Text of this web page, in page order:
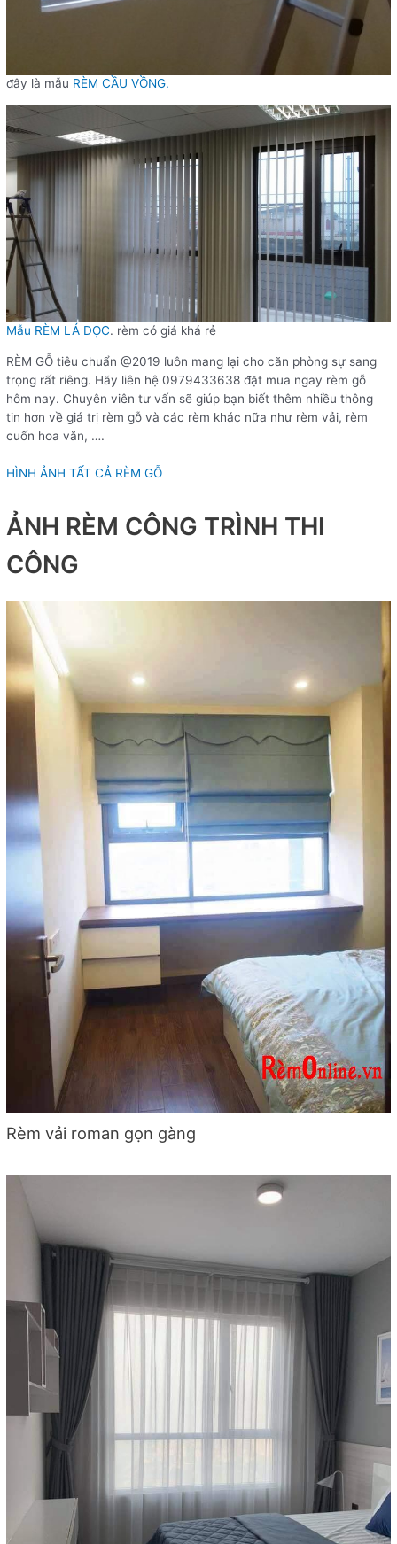
đây là mẫu RÈM CẦU VỒNG.
Mẫu RÈM LÁ DỌC. rèm có giá khá rẻ
RÈM GỖ tiêu chuẩn @2019 luôn mang lại cho căn phòng sự sang
trọng rất riêng. Hãy liên hệ 0979433638 đặt mua ngay rèm gỗ
hôm nay. Chuyên viên tư vấn sẽ giúp bạn biết thêm nhiều thông
tin hơn về giá trị rèm gỗ và các rèm khác nữa như rèm vải, rèm
cuốn hoa văn, ….
HÌNH ẢNH TẤT CẢ RÈM GỖ
ẢNH RÈM CÔNG TRÌNH THI
CÔNG
Rèm vải roman gọn gàng